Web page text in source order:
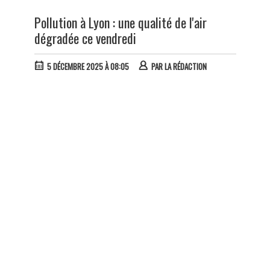
Pollution à Lyon : une qualité de l'air
dégradée ce vendredi
5 DÉCEMBRE 2025 À 08:05 PARLA RÉDACTION